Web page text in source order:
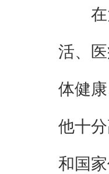
活、
体健
他十
和国